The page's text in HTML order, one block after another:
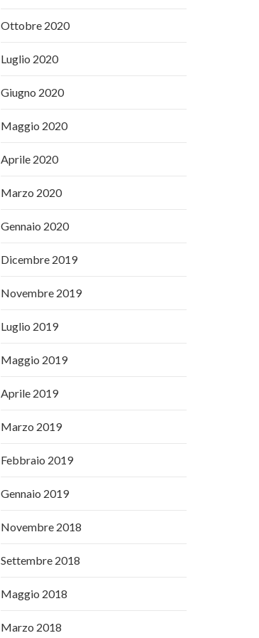
Ottobre 2020
Luglio 2020
Giugno 2020
Maggio 2020
Aprile 2020
Marzo 2020
Gennaio 2020
Dicembre 2019
Novembre 2019
Luglio 2019
Maggio 2019
Aprile 2019
Marzo 2019
Febbraio 2019
Gennaio 2019
Novembre 2018
Settembre 2018
Maggio 2018
Marzo 2018